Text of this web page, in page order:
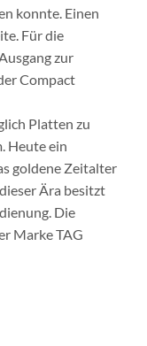
konnte. Einen
Für die
zur
Compact
Platten zu
Heute ein
goldene Zeitalter
Ära besitzt
Die
Marke TAG